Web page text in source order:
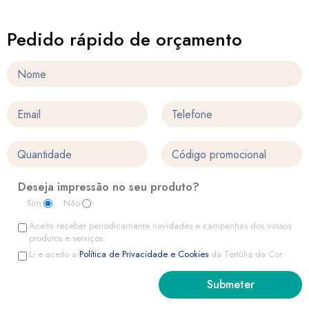
Pedido rápido de orçamento
Deseja impressão no seu produto?
Sim
Não
Aceito receber periodicamente novidades e campanhas dos vossos
produtos e serviços.
Li e aceito a Política de Privacidade e Cookies da Tertúlia da Cor